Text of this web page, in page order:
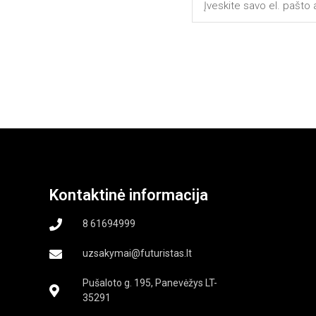
Kontaktinė informacija
8 61694999
uzsakymai@futuristas.lt
Pušaloto g. 195, Panevėžys LT-
35291